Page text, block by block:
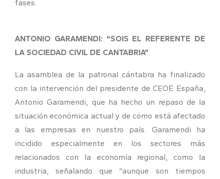
fases.
ANTONIO GARAMENDI: “SOIS EL REFERENTE DE
LA SOCIEDAD CIVIL DE CANTABRIA”
La asamblea de la patronal cántabra ha finalizado
con la intervención del presidente de CEOE España,
Antonio Garamendi, que ha hecho un repaso de la
situación económica actual y de cómo está afectado
a las empresas en nuestro país. Garamendi ha
incidido especialmente en los sectores más
relacionados con la economía regional, como la
industria, señalando que “aunque son tiempos